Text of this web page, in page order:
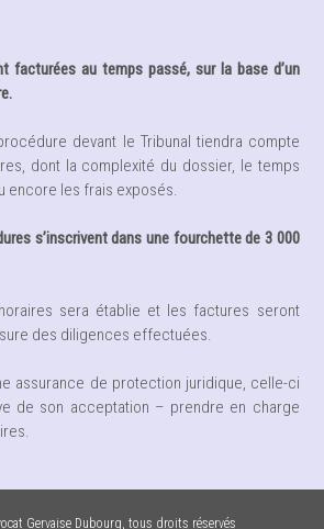
facturées au temps passé, sur la base d’un
devant le Tribunal tiendra compte
dont la complexité du dossier, le temps
encore les frais exposés.
s’inscrivent dans une fourchette de 3 000
sera établie et les factures seront
des diligences effectuées.
assurance de protection juridique, celle-ci
de son acceptation – prendre en charge
Gervaise Dubourg, tous droits réservés